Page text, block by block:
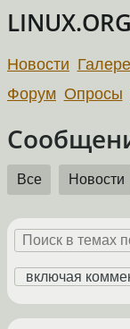
Новости
Форум Опросы
Все Новости